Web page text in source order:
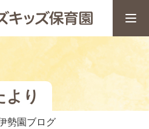
より
勢園ブログ